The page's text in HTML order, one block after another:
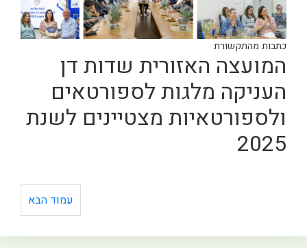
כתבות מהתקשורת
המועצה האזורית שדות דן
העניקה מלגות לספורטאים
ולספורטאיות מצטיינים לשנת
2025
עמוד הבא